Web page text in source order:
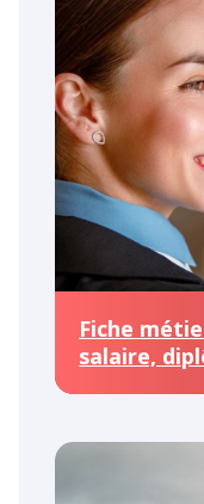
Fiche
salaire,